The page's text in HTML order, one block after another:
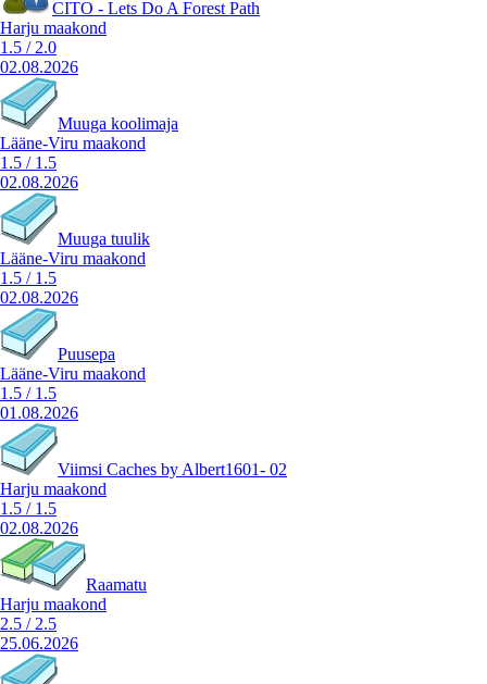
CITO - Lets Do A Forest Path
Harju maakond
1.5 / 2.0
02.08.2026
Muuga koolimaja
Lääne-Viru maakond
1.5 / 1.5
02.08.2026
Muuga tuulik
Lääne-Viru maakond
1.5 / 1.5
02.08.2026
Puusepa
Lääne-Viru maakond
1.5 / 1.5
01.08.2026
Viimsi Caches by Albert1601- 02
Harju maakond
1.5 / 1.5
02.08.2026
Raamatu
Harju maakond
2.5 / 2.5
25.06.2026